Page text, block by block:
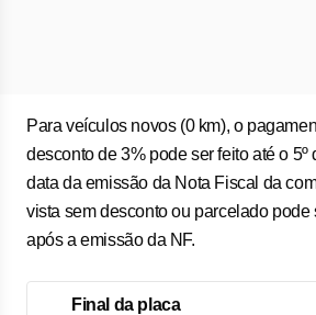
Para veículos novos (0 km), o
desconto de 3% pode ser feito até o 5º
data da emissão da Nota Fiscal da
vista sem desconto ou parcelado pode
após a emissão da NF.
Final da placa